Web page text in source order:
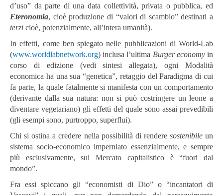
d’uso” da parte di una data collettività, privata o pubblica, ed
Eteronomia, cioè produzione di “valori di scambio” destinati a
terzi cioè, potenzialmente, all’intera umanità).
In effetti, come ben spiegato nelle pubblicazioni di World-Lab
(www.worldlabnetwork.org) inclusa l’ultima Burger economyin
corso di edizione (vedi sintesi allegata), ogni Modalità
economica ha una sua “genetica”, retaggio del Paradigma di cui
fa parte, la quale fatalmente si manifesta con un comportamento
(derivante dalla sua natura: non si può costringere un leone a
diventare vegetariano) gli effetti del quale sono assai prevedibili
(gli esempi sono, purtroppo, superflui).
Chi si ostina a credere nella possibilità di rendere sostenibileun
sistema socio-economico imperniato essenzialmente, e sempre
più esclusivamente, sul Mercato capitalistico è “fuori dal
mondo”.
Fra essi spiccano gli “economisti di Dio” o “incantatori di